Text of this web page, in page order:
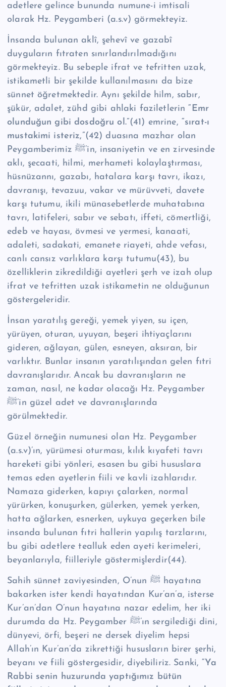
adetlere gelince bununda numune-i imtisali
olarak Hz. Peygamberi (a.s.v) görmekteyiz.
İnsanda bulunan aklî, şehevî ve gazabî
duyguların fıtraten sınırlandırılmadığını
görmekteyiz. Bu sebeple ifrat ve tefritten uzak,
istikametli bir şekilde kullanılmasını da bize
sünnet öğretmektedir. Aynı şekilde hilm, sabır,
şükür, adalet, zühd gibi ahlaki faziletlerin“Emr
olunduğun gibi dosdoğru ol.”(41) emrine, “sırat-ı
mustakimi isteriz,”(42) duasına mazhar olan
Peygamberimiz ﷺ’in, insaniyetin ve en zirvesinde
aklı, şecaati, hilmi, merhameti kolaylaştırması,
hüsnüzannı, gazabı, hatalara karşı tavrı, ikazı,
davranışı, tevazuu, vakar ve mürüvveti, davete
karşı tutumu, ikili münasebetlerde muhatabına
tavrı, latifeleri, sabır ve sebatı, iffeti, cömertliği,
edeb ve hayası, övmesi ve yermesi, kanaati,
adaleti, sadakati, emanete riayeti, ahde vefası,
canlı cansız varlıklara karşı tutumu(43), bu
özelliklerin zikredildiği ayetleri şerh ve izah olup
ifrat ve tefritten uzak istikametin ne olduğunun
göstergeleridir.
İnsan yaratılış gereği, yemek yiyen, su içen,
yürüyen, oturan, uyuyan, beşeri ihtiyaçlarını
gideren, ağlayan, gülen, esneyen, aksıran, bir
varlıktır. Bunlar insanın yaratılışından gelen fıtri
davranışlarıdır. Ancak bu davranışların ne
zaman, nasıl, ne kadar olacağı Hz. Peygamber
ﷺ’in güzel adet ve davranışlarında
görülmektedir.
Güzel örneğin numunesi olan Hz. Peygamber
(a.s.v)’ın, yürümesi oturması, kılık kıyafeti tavrı
hareketi gibi yönleri, esasen bu gibi hususlara
temas eden ayetlerin fiili ve kavli izahlarıdır.
Namaza giderken, kapıyı çalarken, normal
yürürken, konuşurken, gülerken, yemek yerken,
hatta ağlarken, esnerken, uykuya geçerken bile
insanda bulunan fıtri hallerin yapılış tarzlarını,
bu gibi adetlere tealluk eden ayeti kerimeleri,
beyanlarıyla, fiilleriyle göstermişlerdir(44).
Sahih sünnet zaviyesinden, O’nun ﷺ hayatına
bakarken ister kendi hayatından Kur’an’a, isterse
Kur’an’dan O’nun hayatına nazar edelim, her iki
durumda da Hz. Peygamber ﷺ’ın sergilediği dini,
dünyevi, örfi, beşeri ne dersek diyelim hepsi
Allah’ın Kur’an’da zikrettiği hususların birer şerhi,
beyanı ve fiili göstergesidir, diyebiliriz. Sanki,“Ya
Rabbi senin huzurunda yaptığımız bütün